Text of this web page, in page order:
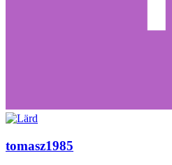
tomasz1985